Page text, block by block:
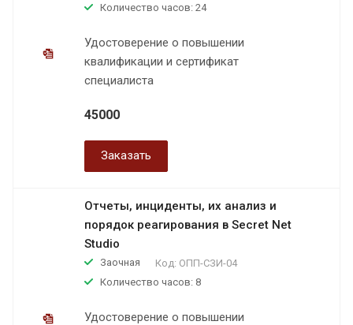
Количество часов: 24
Удостоверение о повышении
квалификации и сертификат
специалиста
45000
Заказать
Отчеты, инциденты, их анализ и
порядок реагирования в Secret Net
Studio
Заочная Код: ОПП-СЗИ-04
Количество часов: 8
Удостоверение о повышении